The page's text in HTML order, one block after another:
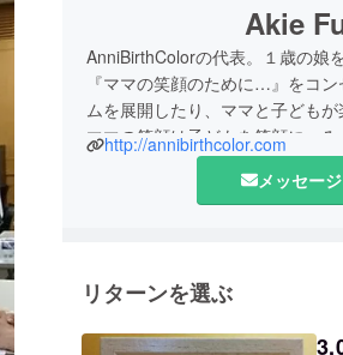
Akie
AnniBirthColorの代表。１歳の娘を
『ママの笑顔のために…』をコ
ムを展開したり、ママと子どもが
ママの笑顔は子どもを笑顔に、み
うに活動しています。
http://annibirthcolor.com
メッセー
リターンを選ぶ